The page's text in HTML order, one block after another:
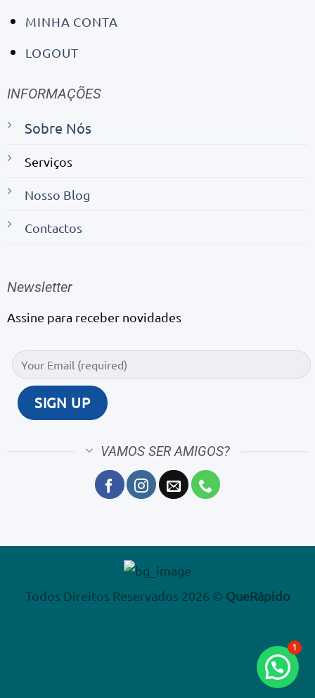
MINHA CONTA
LOGOUT
INFORMAÇÕES
Sobre Nós
Serviços
Nosso Blog
Contactos
Newsletter
Assine para receber novidades
VAMOS SER AMIGOS?
Todos Direitos Reservados 2026 © QueRápido
1